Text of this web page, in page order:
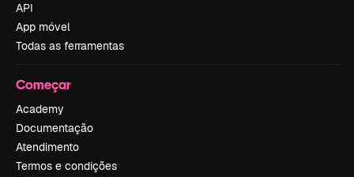
API
App móvel
Todas as ferramentas
Começar
Academy
Documentação
Atendimento
Termos e condições